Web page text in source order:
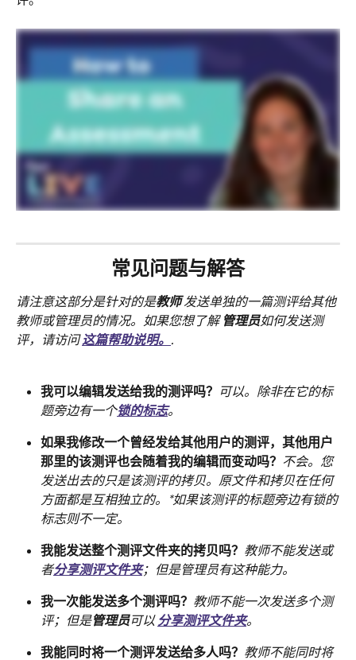
常见问题与解答
请注意这部分是针对的是教师 发送单独的一篇测评给其他
教师或管理员的情况。如果您想了解 管理员如何发送测
评，请访问 这篇帮助说明。 .
我可以编辑发送给我的测评吗？ 可以。除非在它的标
题旁边有一个锁的标志。
如果我修改一个曾经发给其他用户的测评，其他用户
那里的该测评也会随着我的编辑而变动吗？ 不会。您
发送出去的只是该测评的拷贝。原文件和拷贝在任何
方面都是互相独立的。*如果该测评的标题旁边有锁的
标志则不一定。
我能发送整个测评文件夹的拷贝吗？ 教师不能发送或
者分享测评文件夹；但是管理员有这种能力。
我一次能发送多个测评吗？ 教师不能一次发送多个测
评；但是管理员可以 分享测评文件夹。
我能同时将一个测评发送给多人吗？ 教师不能同时将